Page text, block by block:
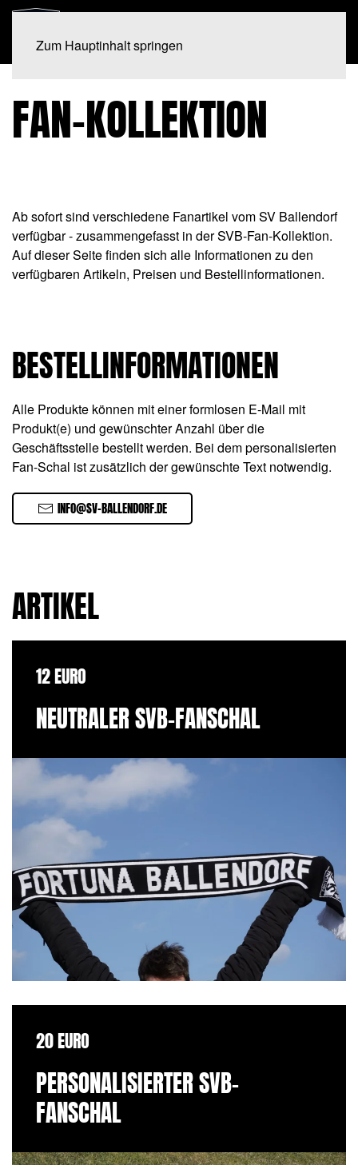
Zum Hauptinhalt springen
FAN-KOLLEKTION
Ab sofort sind verschiedene Fanartikel vom SV Ballendorf
verfügbar - zusammengefasst in der SVB-Fan-Kollektion.
Auf dieser Seite finden sich alle Informationen zu den
verfügbaren Artikeln, Preisen und Bestellinformationen.
BESTELLINFORMATIONEN
Alle Produkte können mit einer formlosen E-Mail mit
Produkt(e) und gewünschter Anzahl über die
Geschäftsstelle bestellt werden. Bei dem personalisierten
Fan-Schal ist zusätzlich der gewünschte Text notwendig.
INFO@SV-BALLENDORF.DE
ARTIKEL
12 EURO
NEUTRALER SVB-FANSCHAL
20 EURO
PERSONALISIERTER SVB-
FANSCHAL